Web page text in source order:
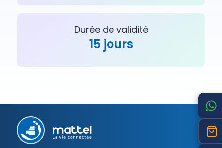
Durée de validité
15 jours
Pied
de
page